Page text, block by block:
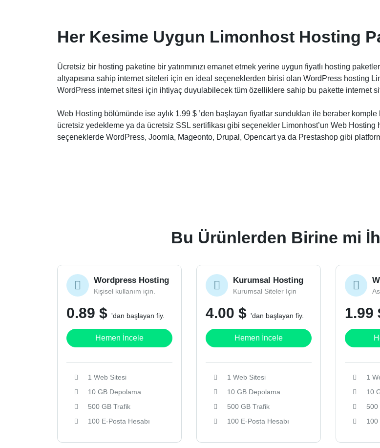
Her Kesime Uygun Limonhost Hosting
Ücretsiz bir hosting paketine bir yatırımınızı emanet etmek yerine uygun fiyatlı hosting
altyapısına sahip internet siteleri için en ideal seçeneklerden birisi olan WordPress hosting
WordPress internet sitesi için ihtiyaç duyulabilecek tüm özelliklere sahip bu pakette internet
Web Hosting bölümünde ise aylık 1.99 $ ’den başlayan fiyatlar sundukları ile beraber
ücretsiz yedekleme ya da ücretsiz SSL sertifikası gibi seçenekler Limonhost’un Web
seçeneklerde WordPress, Joomla, Mageonto, Drupal, Opencart ya da Prestashop gibi
Bu Ürünlerden Birine mi
Wordpress Hosting
Kişisel kullanım için.
0.89 $ 'dan başlayan fiy.
Hemen İncele
1 Web Sitesi
10 GB Depolama
500 GB Trafik
100 E-Posta Hesabı
Kurumsal Hosting
Kurumsal Siteler İçin
4.00 $ 'dan başlayan fiy.
Hemen İncele
1 Web Sitesi
10 GB Depolama
500 GB Trafik
100 E-Posta Hesabı
1.99
1
10
500
100